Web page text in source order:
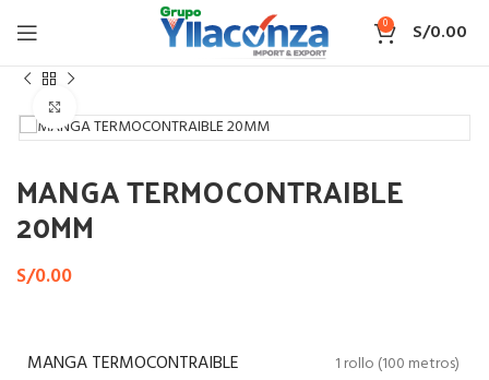
0 S/0.00
MANGA TERMOCONTRAIBLE
MANGA TERMOCONTRAIBLE
20MM
S/0.00
MANGA TERMOCONTRAIBLE 1 rollo (100 metros)